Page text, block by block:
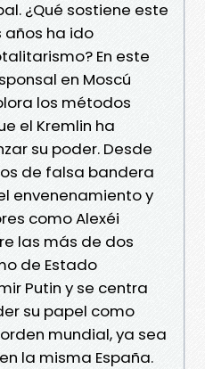
¿Qué sostiene este
años ha ido
En este
en Moscú
los métodos
el Kremlin ha
su poder. Desde
de falsa bandera
envenenamiento y
como Alexéi
las más de dos
de Estado
Putin y se centra
su papel como
mundial, ya sea
la misma España.